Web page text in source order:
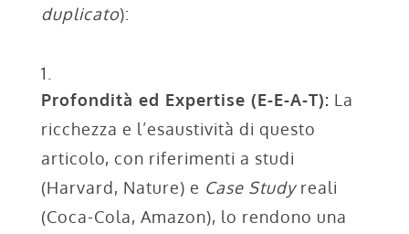
duplicato):
Profondità ed Expertise (E-E-A-T): La
ricchezza e l’esaustività di questo
articolo, con riferimenti a studi
(Harvard, Nature) e Case Studyreali
(Coca-Cola, Amazon), lo rendono una